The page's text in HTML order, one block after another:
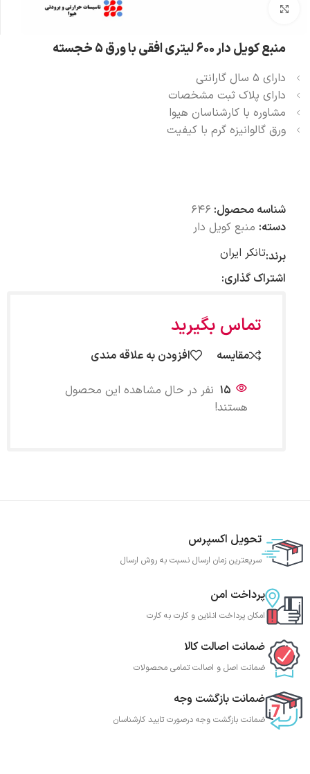
منبع کویل دار 600 لیتری افقی با ورق 5 خجسته
دارای 5 سال گارانتی
دارای پلاک ثبت مشخصات
مشاوره با کارشناسان هیوا
ورق گالوانیزه گرم با کیفیت
شناسه محصول: 646
دسته: منبع کویل دار
برند:تانکر ایران
اشتراک گذاری:
تماس بگیرید
مقایسه افزودن به علاقه مندی
15 نفر در حال مشاهده این محصول
هستند!
تحویل اکسپرس
سریعترین زمان ارسال نسبت به روش ارسال
پرداخت امن
امکان پرداخت انلاین و کارت به کارت
ضمانت اصالت کالا
ضمانت اصل و اصالت تمامی محصولات
ضمانت بازگشت وجه
ضمانت بازگشت وجه درصورت تایید کارشناسان